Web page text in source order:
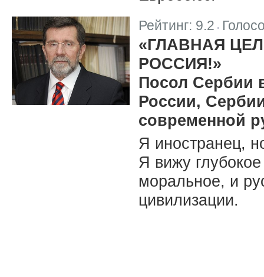
Рейтинг: 9.2
«ГЛАВНАЯ
РОССИЯ!»
Посол Сербии
России,
современной
Я иностранец,
Я вижу
моральное, и
цивилизации.